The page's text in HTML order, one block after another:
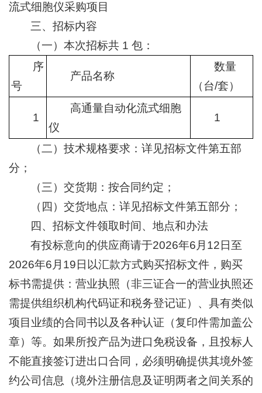
+
+
流式细胞仪采购项目
三、招标内容
（一）本次招标共 1 包：
序
号
产品名称
数量
（台/套）
1
高通量自动化流式细胞
仪
1
（二）技术规格要求：详见招标文件第五部
分；
（三）交货期：按合同约定；
（四）交货地点：详见招标文件第五部分；
四、招标文件领取时间、地点和办法
有投标意向的供应商请于2026年6月12日至
2026年6月19日以汇款方式购买招标文件，购买
标书需提供：营业执照（非三证合一的营业执照还
需提供组织机构代码证和税务登记证）、具有类似
项目业绩的合同书以及各种认证（复印件需加盖公
章）等。如果所投产品为进口免税设备，且投标人
不能直接签订进出口合同，必须明确提供其境外签
约公司信息（境外注册信息及证明两者之间关系的